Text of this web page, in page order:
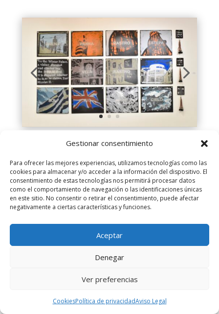
Gestionar consentimiento
Para ofrecer las mejores experiencias, utilizamos tecnologías como las
cookies para almacenar y/o acceder a la información del dispositivo. El
consentimiento de estas tecnologías nos permitirá procesar datos
como el comportamiento de navegación o las identificaciones únicas
en este sitio. No consentir o retirar el consentimiento, puede afectar
negativamente a ciertas características y funciones.
Aceptar
Denegar
Ver preferencias
CookiesPolítica de privacidadAviso Legal
Pedro Osakar
El cazador de palabras (imágenes): Revoluciones,
Unbelievable, Transparente.
3 piezas de Metacrilato, acero y portacazas. 12
pinturas y grabado laser/cartón negro.
3 piezas de 38x11cm c/u y 12 cuadros de 40x50cm c/u.
2025.
El proyecto El cazador de palabras… o de imágenes
propone un juego de relaciones alógicas entre las
letras, encontramos 12 palabras que se contienen en
de palabras vinculadas a la naturaleza que grabamos